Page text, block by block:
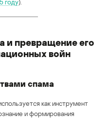
и превращение его
войн
спама
как инструмент
и формирования